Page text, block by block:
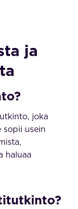
ja
joka
sopii usein
haluaa